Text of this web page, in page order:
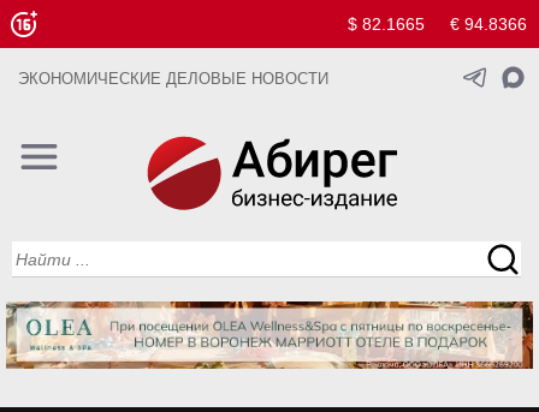
$ 82.1665 € 94.8366
ЭКОНОМИЧЕСКИЕ ДЕЛОВЫЕ НОВОСТИ